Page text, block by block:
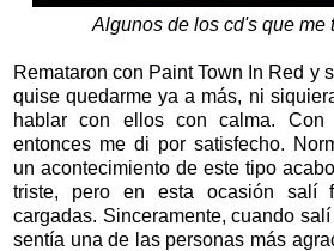
Algunos de los cd's que me
Remataron con Paint Town In Red y
quise quedarme ya a más, ni
hablar con ellos con calma.
entonces me di por satisfecho.
un acontecimiento de este tipo
triste, pero en esta ocasión
cargadas. Sinceramente, cuando
sentía una de las personas más